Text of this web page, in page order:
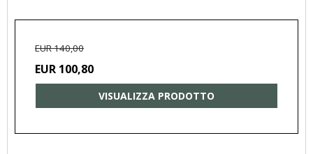
EUR 140,00
EUR 100,80
VISUALIZZA PRODOTTO